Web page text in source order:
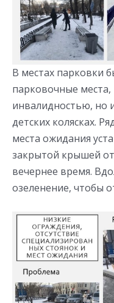
В местах парковки
парковочные
инвалидностью, но
детских колясках.
места ожидания
закрытой крышей
вечернее время.
озеленение, чтобы